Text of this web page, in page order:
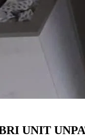
UNIT